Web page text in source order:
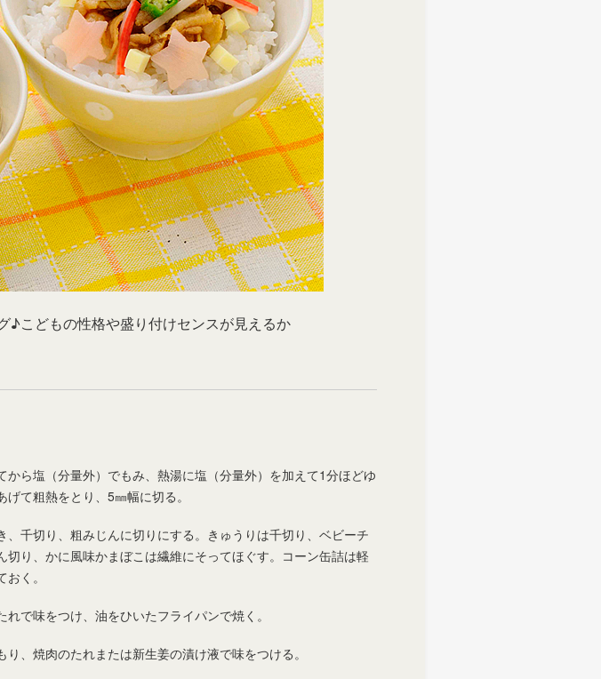
いつも新しい物語を 岩下の新生姜
いて
コンテスト 第5章
ースターパレード～
岩下の新生姜 さっぱり＆ヘルシーレシピコ
ンテスト
♪こどもの性格や盛り付けセンスが見えるか
から塩（分量外）でもみ、熱湯に塩（分量外）を加えて1分ほどゆ
げて粗熱をとり、5㎜幅に切る。
、千切り、粗みじんに切りにする。きゅうりは千切り、ベビーチ
切り、かに風味かまぼこは繊維にそってほぐす。コーン缶詰は軽
く。
れで味をつけ、油をひいたフライパンで焼く。
り、焼肉のたれまたは新生姜の漬け液で味をつける。